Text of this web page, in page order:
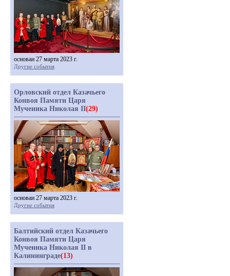
основан 27 марта 2023 г.
Другие события
Орловский отдел Казачьего
Конвоя Памяти Царя
Мученика Николая II(29)
основан 27 марта 2023 г.
Другие события
Балтийский отдел Казачьего
Конвоя Памяти Царя
Мученика Николая II в
Калининграде(13)